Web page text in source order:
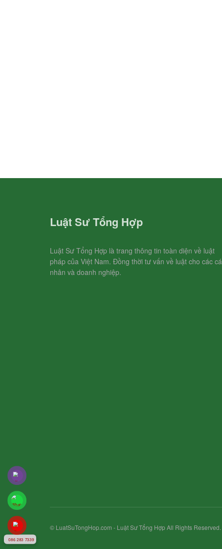
Luật Sư Tổng Hợp
Luật Sư Tổng Hợp là trang thông tin toàn diện về luật
pháp của Việt Nam. Đồng thời tư vấn về luật cho các cá
nhân và doanh nghiệp.
© LuatSuTongHop.com - Luật Sư Tổng Hợp All Rights Reserved.
086 283 7339